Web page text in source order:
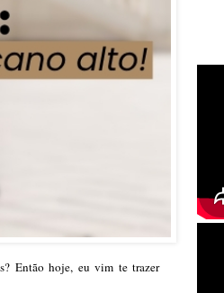
Então hoje, eu vim te trazer